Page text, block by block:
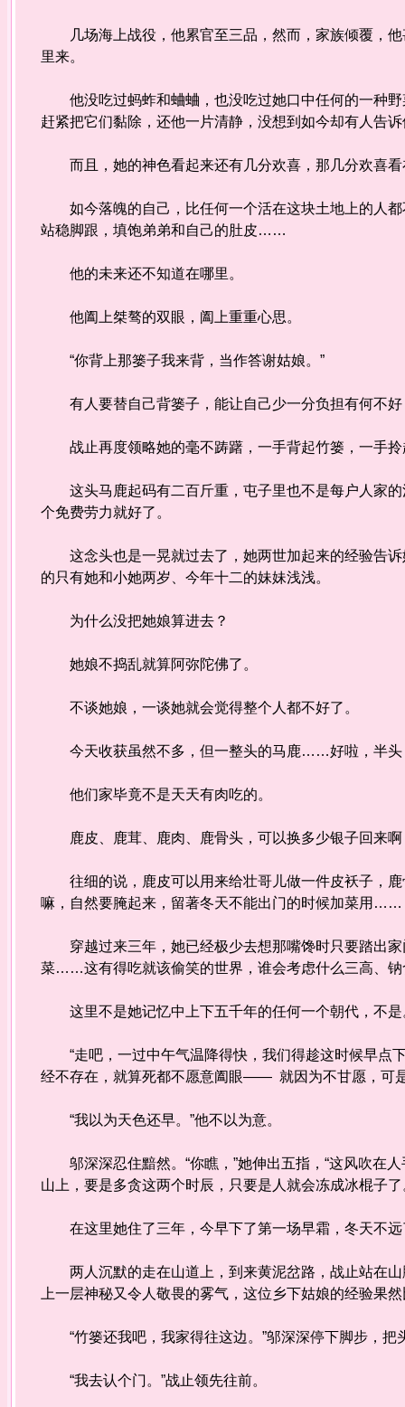
几场海上战役，他累官至三品，然而，家族倾覆，他
里来。
他没吃过蚂蚱和蛐蛐，也没吃过她口中任何的一种野
赶紧把它们黏除，还他一片清静，没想到如今却有人告
而且，她的神色看起来还有几分欢喜，那几分欢喜看
如今落魄的自己，比任何一个活在这块土地上的人
站稳脚跟，填饱弟弟和自己的肚皮……
他的未来还不知道在哪里。
他阖上桀骜的双眼，阖上重重心思。
“你背上那篓子我来背，当作答谢姑娘。”
有人要替自己背篓子，能让自己少一分负担有何不好
战止再度领略她的毫不踌躇，一手背起竹篓，一手拎
这头马鹿起码有二百斤重，屯子里也不是每户人家的
个免费劳力就好了。
这念头也是一晃就过去了，她两世加起来的经验告诉
的只有她和小她两岁、今年十二的妹妹浅浅。
为什么没把她娘算进去？
她娘不捣乱就算阿弥陀佛了。
不谈她娘，一谈她就会觉得整个人都不好了。
今天收获虽然不多，但一整头的马鹿……好啦，半头
他们家毕竟不是天天有肉吃的。
鹿皮、鹿茸、鹿肉、鹿骨头，可以换多少银子回来啊
往细的说，鹿皮可以用来给壮哥儿做一件皮袄子，鹿
嘛，自然要腌起来，留著冬天不能出门的时候加菜用……
穿越过来三年，她已经极少去想那嘴馋时只要踏出家
菜……这有得吃就该偷笑的世界，谁会考虑什么三高、钠
这里不是她记忆中上下五千年的任何一个朝代，不是
“走吧，一过中午气温降得快，我们得趁这时候早点
经不存在，就算死都不愿意阖眼—— 就因为不甘愿，可
“我以为天色还早。”他不以为意。
邬深深忍住黯然。“你瞧，”她伸出五指，“这风吹在
山上，要是多贪这两个时辰，只要是人就会冻成冰棍子了
在这里她住了三年，今早下了第一场早霜，冬天不远
两人沉默的走在山道上，到来黄泥岔路，战止站在山
上一层神秘又令人敬畏的雾气，这位乡下姑娘的经验果
“竹篓还我吧，我家得往这边。”邬深深停下脚步，把
“我去认个门。”战止领先往前。